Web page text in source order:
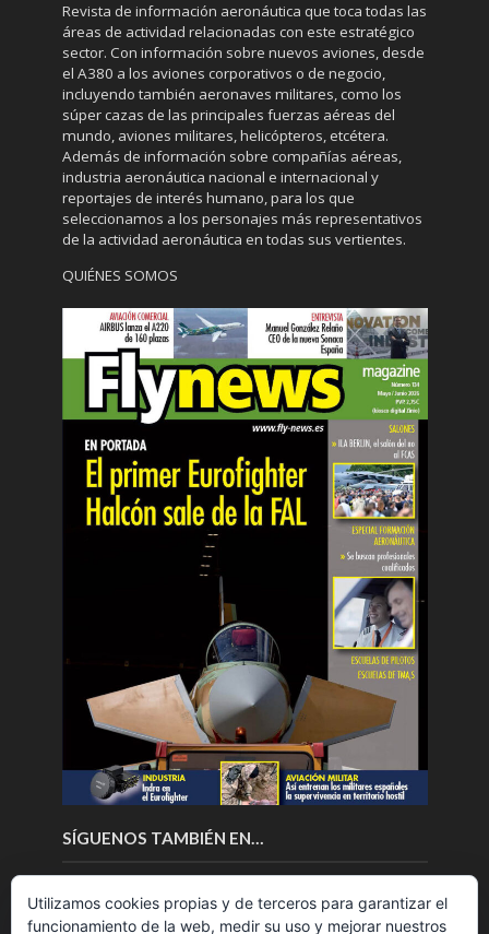
Revista de información aeronáutica que toca todas las
áreas de actividad relacionadas con este estratégico
sector. Con información sobre nuevos aviones, desde
el A380 a los aviones corporativos o de negocio,
incluyendo también aeronaves militares, como los
súper cazas de las principales fuerzas aéreas del
mundo, aviones militares, helicópteros, etcétera.
Además de información sobre compañías aéreas,
industria aeronáutica nacional e internacional y
reportajes de interés humano, para los que
seleccionamos a los personajes más representativos
de la actividad aeronáutica en todas sus vertientes.
QUIÉNES SOMOS
SÍGUENOS TAMBIÉN EN…
Utilizamos cookies propias y de terceros para garantizar el
funcionamiento de la web, medir su uso y mejorar nuestros